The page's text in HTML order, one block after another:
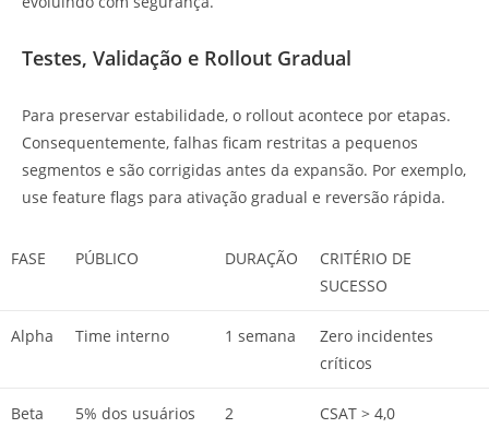
Testes, Validação e Rollout Gradual
Para preservar estabilidade, o rollout acontece por etapas.
Consequentemente, falhas ficam restritas a pequenos
segmentos e são corrigidas antes da expansão. Por exemplo,
use feature flags para ativação gradual e reversão rápida.
FASE PÚBLICO DURAÇÃO
CRITÉRIO DE
SUCESSO
Alpha Time interno 1 semana
Zero incidentes
críticos
Beta 5% dos usuários
2
CSAT > 4,0